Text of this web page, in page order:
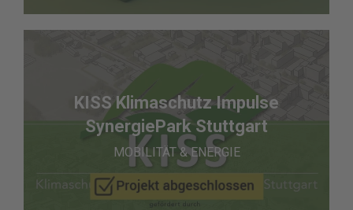
KISS Klimaschutz Impulse
SynergiePark Stuttgart
MOBILITÄT & ENERGIE